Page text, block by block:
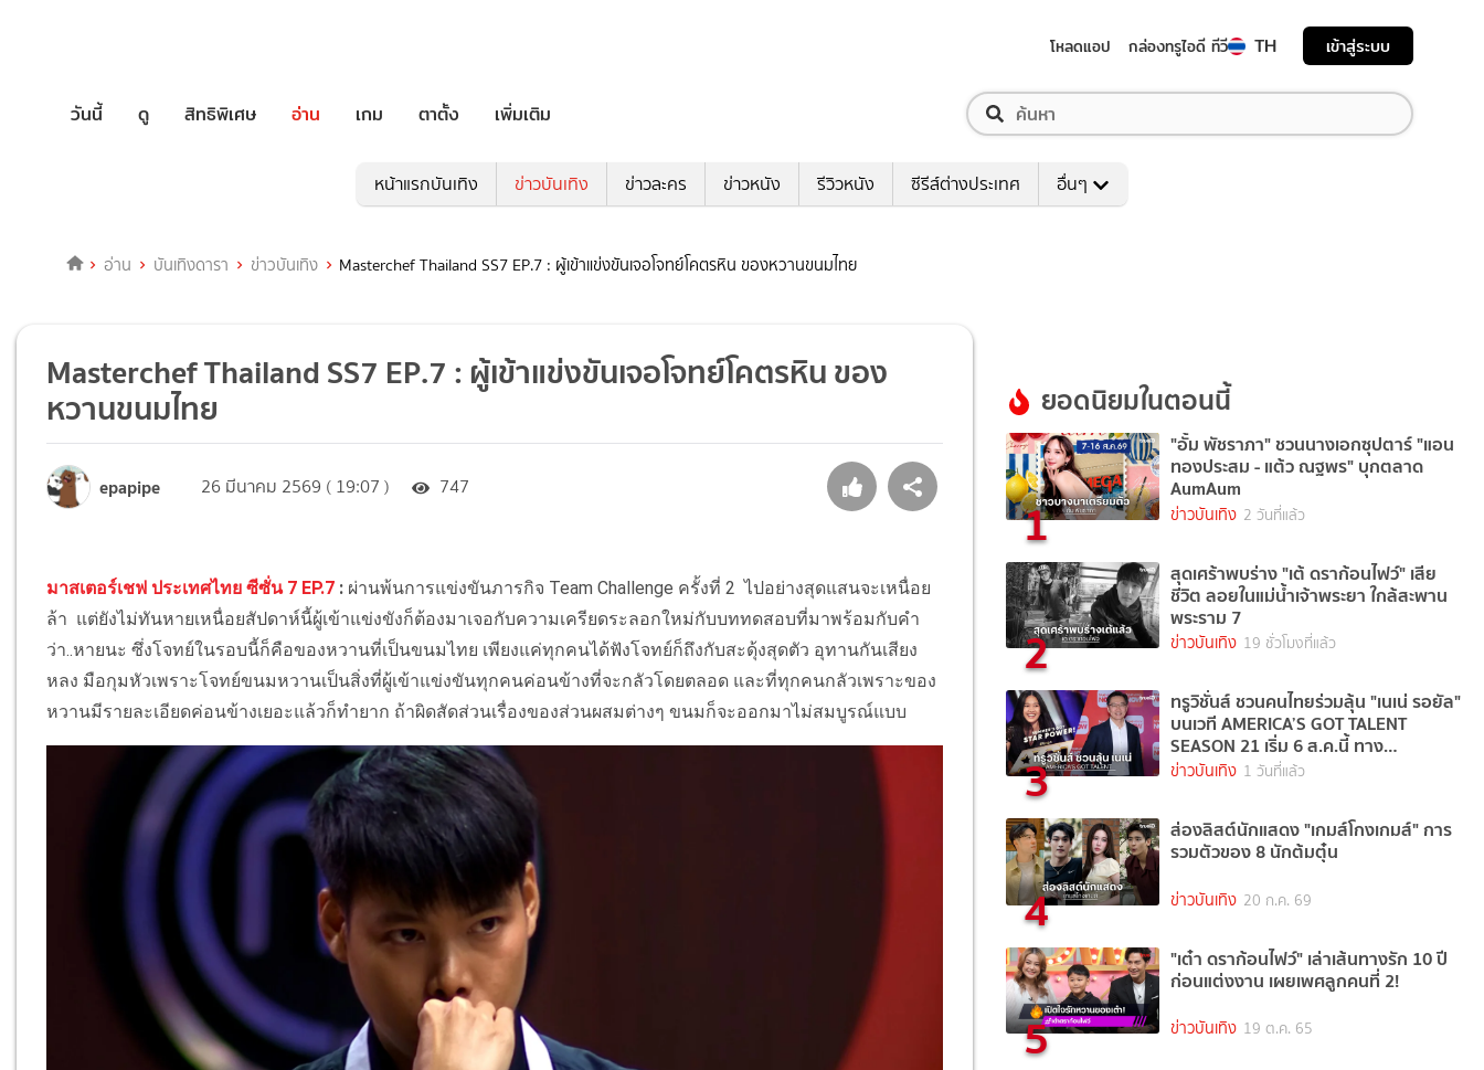
โหลดแอป กล่องทรูไอดี ทีวี TH เข้าสู่ระบบ
วันนี้ ดู สิทธิพิเศษ อ่าน เกม ตาตั้ง เพิ่มเติม
หน้าแรกบันเทิง ข่าวบันเทิง ข่าวละคร ข่าวหนัง รีวิวหนัง ซีรีส์ต่างประเทศ อื่นๆ
อ่าน บันเทิงดารา ข่าวบันเทิง Masterchef Thailand SS7 EP.7 : ผู้เข้าแข่งขันเจอโจทย์โคตรหิน ของหวานขนมไทย
Masterchef Thailand SS7 EP.7 : ผู้เข้าแข่งขันเจอโจทย์โคตรหิน ของ
หวานขนมไทย
epapipe 26 มีนาคม 2569 ( 19:07 ) 747
มาสเตอร์เชฟ ประเทศไทย ซีซั่น 7 EP.7 : ผ่านพ้นการแข่งขันภารกิจ Team Challenge ครั้งที่ 2 ไปอย่างสุดแสนจะเหนื่อย
ล้า แต่ยังไม่ทันหายเหนื่อยสัปดาห์นี้ผู้เข้าแข่งขังก็ต้องมาเจอกับความเครียดระลอกใหม่กับบททดสอบที่มาพร้อมกับคำ
ว่า..หายนะ ซึ่งโจทย์ในรอบนี้ก็คือของหวานที่เป็นขนมไทย เพียงแค่ทุกคนได้ฟังโจทย์ก็ถึงกับสะดุ้งสุดตัว อุทานกันเสียง
หลง มือกุมหัวเพราะโจทย์ขนมหวานเป็นสิ่งที่ผู้เข้าแข่งขันทุกคนค่อนข้างที่จะกลัวโดยตลอด และที่ทุกคนกลัวเพราะของ
หวานมีรายละเอียดค่อนข้างเยอะแล้วก็ทำยาก ถ้าผิดสัดส่วนเรื่องของส่วนผสมต่างๆ ขนมก็จะออกมาไม่สมบูรณ์แบบ
ยอดนิยมในตอนนี้
1
"อั้ม พัชราภา" ชวนนางเอกซุปตาร์ "แอน
ทองประสม - แต้ว ณฐพร" บุกตลาด
AumAum
ข่าวบันเทิง 2 วันที่แล้ว
2
สุดเศร้าพบร่าง "เต้ ดราก้อนไฟว์" เสีย
ชีวิต ลอยในแม่น้ำเจ้าพระยา ใกล้สะพาน
พระราม 7
ข่าวบันเทิง 19 ชั่วโมงที่แล้ว
3
ทรูวิชั่นส์ ชวนคนไทยร่วมลุ้น "เนเน่ รอยัล"
บนเวที AMERICA’S GOT TALENT
SEASON 21 เริ่ม 6 ส.ค.นี้ ทาง
TrueVisions NOW
ข่าวบันเทิง 1 วันที่แล้ว
4
ส่องลิสต์นักแสดง "เกมส์โกงเกมส์" การ
รวมตัวของ 8 นักต้มตุ๋น
ข่าวบันเทิง 20 ก.ค. 69
5
"เต๋า ดราก้อนไฟว์" เล่าเส้นทางรัก 10 ปี
ก่อนแต่งงาน เผยเพศลูกคนที่ 2!
ข่าวบันเทิง 19 ต.ค. 65